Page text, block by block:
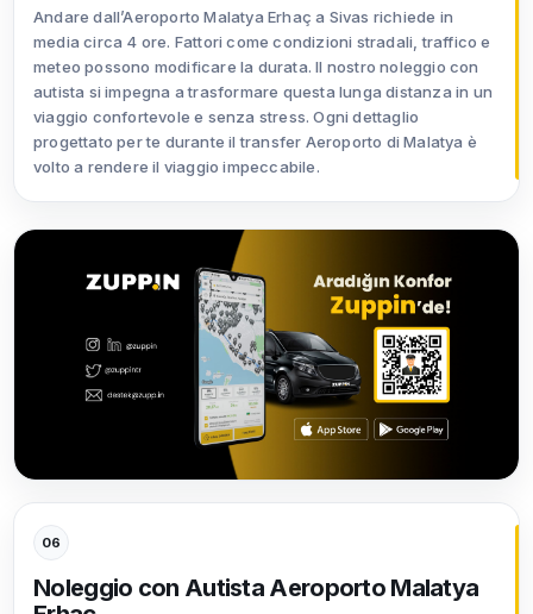
Andare dall’Aeroporto Malatya Erhaç a Sivas richiede in
media circa 4 ore. Fattori come condizioni stradali, traffico e
meteo possono modificare la durata. Il nostro noleggio con
autista si impegna a trasformare questa lunga distanza in un
viaggio confortevole e senza stress. Ogni dettaglio
progettato per te durante il transfer Aeroporto di Malatya è
volto a rendere il viaggio impeccabile.
06
Noleggio con Autista Aeroporto Malatya